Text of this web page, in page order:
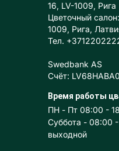
16, LV-1009, Рига
Цветочный
1009, Рига,
Тел.
Swedbank AS
Счёт:
Время работы
ПН - Пт 08:00 -
Суббота - 08:00
выходной